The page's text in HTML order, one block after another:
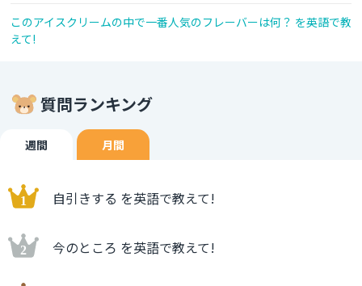
このアイスクリームの中で一番人気のフレーバーは何？ を英語で教
えて!
質問ランキング
週間 月間
自引きする を英語で教えて!
今のところ を英語で教えて!